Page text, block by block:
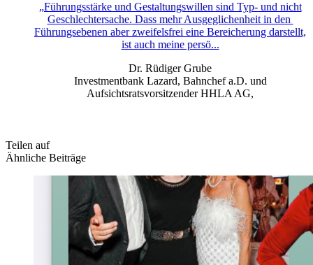
„Führungsstärke und Gestaltungswillen sind Typ- und nicht
Geschlechtersache. Dass mehr Ausgeglichenheit in den
Führungsebenen aber zweifelsfrei eine Bereicherung darstellt,
ist auch meine persö...
Dr. Rüdiger Grube
Investmentbank Lazard, Bahnchef a.D. und
Aufsichtsratsvorsitzender HHLA AG,
Teilen auf
Ähnliche Beiträge